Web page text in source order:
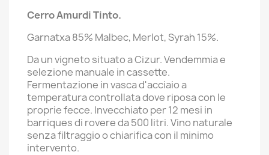
Cerro Amurdi Tinto.
Garnatxa 85% Malbec, Merlot, Syrah 15%.
Da un vigneto situato a Cizur. Vendemmia e
selezione manuale in cassette.
Fermentazione in vasca d'acciaio a
temperatura controllata dove riposa con le
proprie fecce. Invecchiato per 12 mesi in
barriques di rovere da 500 litri. Vino naturale
senza filtraggio o chiarifica con il minimo
intervento.